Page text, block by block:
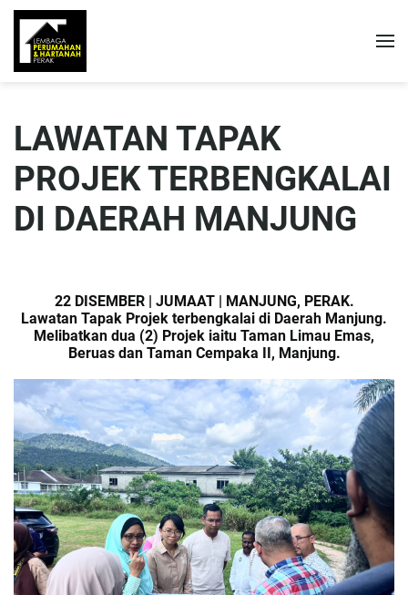
LAWATAN TAPAK
PROJEK TERBENGKALAI
DI DAERAH MANJUNG
22 DISEMBER | JUMAAT | MANJUNG, PERAK.
Lawatan Tapak Projek terbengkalai di Daerah Manjung.
Melibatkan dua (2) Projek iaitu Taman Limau Emas,
Beruas dan Taman Cempaka II, Manjung.